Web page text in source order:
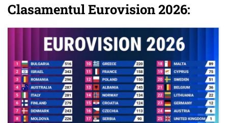
Clasamentul Eurovision 2026: